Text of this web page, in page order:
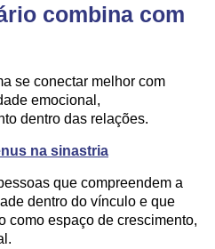
combina com
se conectar melhor com
emocional,
dentro das relações.
na sinastria
que compreendem a
dentro do vínculo e que
como espaço de crescimento,